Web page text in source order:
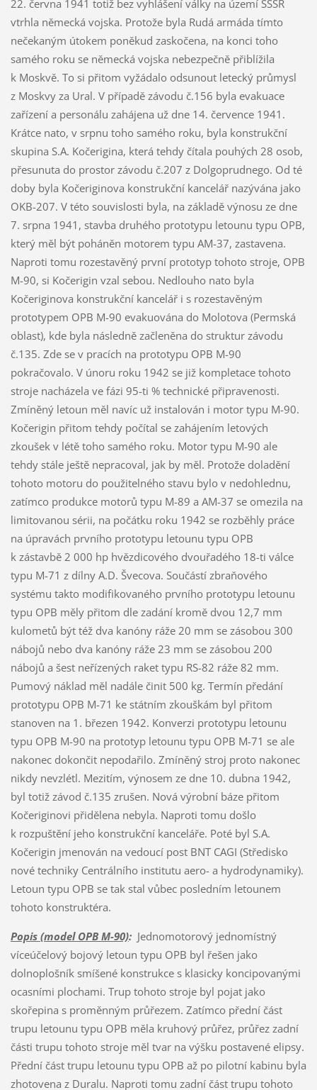
Popis (model OPB M-90):Jednomotorový jednomístný
víceúčelový bojový letoun typu OPB byl řešen jako
dolnoplošník smíšené konstrukce s klasicky koncipovanými
ocasními plochami. Trup tohoto stroje byl pojat jako
skořepina s proměnným průřezem. Zatímco přední část
trupu letounu typu OPB měla kruhový průřez, průřez zadní
části trupu tohoto stroje měl tvar na výšku postavené elipsy.
Přední část trupu letounu typu OPB až po pilotní kabinu byla
zhotovena z Duralu. Naproti tomu zadní část trupu tohoto